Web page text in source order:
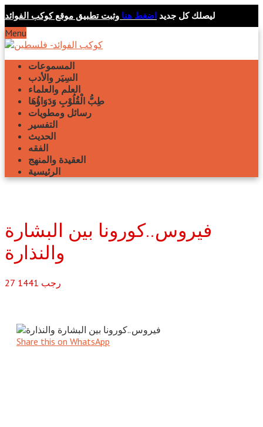
ليصلك كل جديد اضغط هنا وثبت تطبيق موقع كوكب الفوائد
Menu
المسموعات
السِيَر والأدب
العلم والعلماء
طِبُّ الْقُلُوْبِ وَدَوَاؤُهَا
رسائل ومطويات
التفسير
الحديث
الفقه
العقيدة والمنهج
الرئيسية
فيروس..كورونا بين البشارة
27 رجب 1441
Share this on WhatsApp